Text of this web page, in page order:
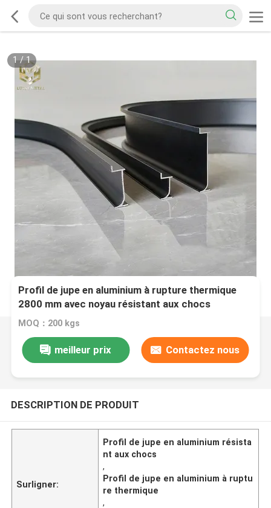
1/1
Profil de jupe en aluminium à rupture thermique
2800 mm avec noyau résistant aux chocs
MOQ：200 kgs
meilleur prix Contactez nous
DESCRIPTION DE PRODUIT
Surligner:
Profil de jupe en aluminium résista
nt aux chocs
,
Profil de jupe en aluminium à ruptu
re thermique
,